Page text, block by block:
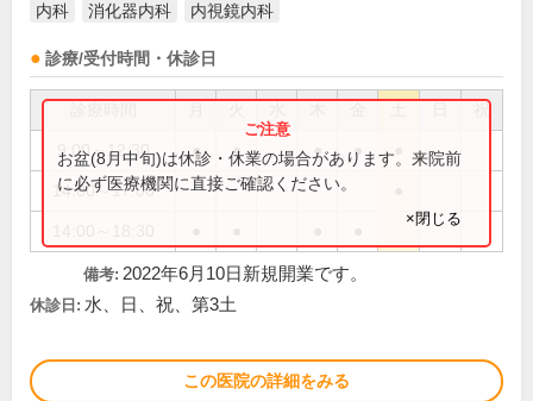
内科 消化器内科 内視鏡内科
診療/受付時間・休診日
祝
9:00～12:30 ● ● ● ●
14:00～17:00
お盆(8月中旬)は休診・休業の場合があります。来院前
に必ず医療機関に直接ご確認ください。
×閉じる
備考: 2022年6月10日新規開業です。
休診日: 水、日、祝、第3土
この医院の詳細をみる